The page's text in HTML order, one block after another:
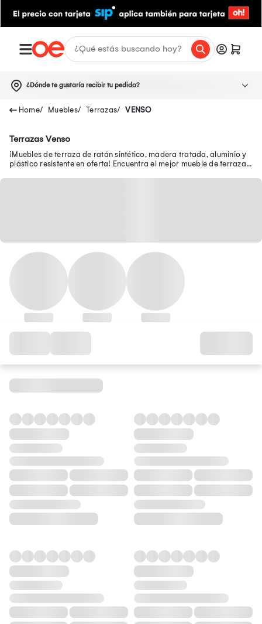
¿Dónde te gustaría recibir tu pedido?
Muebles Terrazas VENSO
Terrazas Venso
¡Muebles de terraza de ratán sintético, madera tratada, aluminio y
plástico resistente en oferta! Encuentra el mejor mueble de terraza